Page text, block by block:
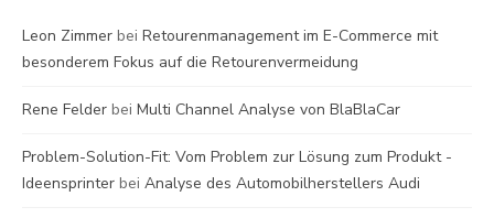
Leon Zimmer bei Retourenmanagement im E-Commerce mit
besonderem Fokus auf die Retourenvermeidung
Rene Felder bei Multi Channel Analyse von BlaBlaCar
Problem-Solution-Fit: Vom Problem zur Lösung zum Produkt -
Ideensprinter bei Analyse des Automobilherstellers Audi